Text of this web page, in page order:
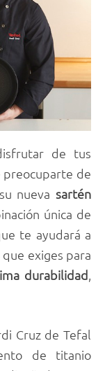
de tus
preocuparte de
nueva sartén
única de
te ayudará a
que exiges para
durabilidad,
Cruz de Tefal
de titanio